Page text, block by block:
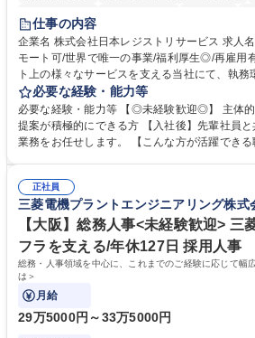
住宅手当あり
完全週休2日制
交通費支給 駅近5分以内
仕事の内容
企業名 株式会社日本レジストリサービス 求人名 【総務】未経験歓迎◎/リ
モート可/世界で唯一の事業/福利厚生◎/再雇用有 仕事の内容 インターネ
ト上の様々なサービスを支える当社にて、執
討、イベント運営などの幅広い業務を担当し、
や成長に貢献している部署です。 会社の全メンバーが安心して長く成果を
発揮できる環境を整えるために、毎日のメンテ
新たな施策検討を積極的に行っていただき、会
幅広い業務の体得が可能で、多様なキャリアパ
募集職種 【総務】未経験歓迎◎/リモート可/世
再雇用有
必要な経験・能力等
必要な経験・能力等 【◎未経験歓迎◎】 主体的
提案が積極的にできる方 【入社後】先輩社員
業務をお任せします。 【こんな方が活躍できる職種です】 ・仕組化が好
対処できる・新しいことに興味関心がある 【魅
取得や通信教育など費用の80%（年間25万円ま
賃の50%（月額7万円まで）を補助 学歴・資格 学歴：大学院 大学 語学
力： 資格：
正社員
三菱電機プラントエンジニアリング株式
【大阪】総務人事<未経験歓迎> 三
フラを支える/年休127日 採用人事
総務・人事領域を中心に、これまでのご経験に応じて幅
は＞
月給
29万5000円～33万5000円